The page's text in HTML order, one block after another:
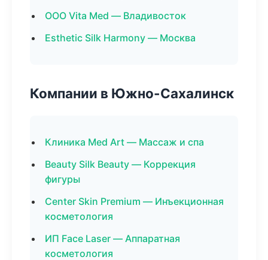
ООО Vita Med — Владивосток
Esthetic Silk Harmony — Москва
Компании в Южно-Сахалинск
Клиника Med Art — Массаж и спа
Beauty Silk Beauty — Коррекция
фигуры
Center Skin Premium — Инъекционная
косметология
ИП Face Laser — Аппаратная
косметология